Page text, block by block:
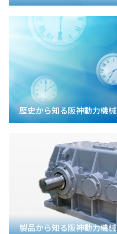
歴史から知る阪神動力機械
製品から知る阪神動力機械